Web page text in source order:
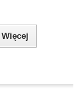
Więcej